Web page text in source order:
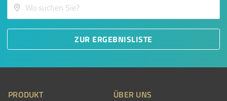
ZUR ERGEBNISLISTE
PRODUKT ÜBER UNS